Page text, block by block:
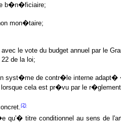
b�n�ficiaire;
mon�taire;
le vote du budget annuel par le
de la loi;
syst�me de contr�le interne
cela est pr�vu par le r�glement
(2)
titre conditionnel au sens de